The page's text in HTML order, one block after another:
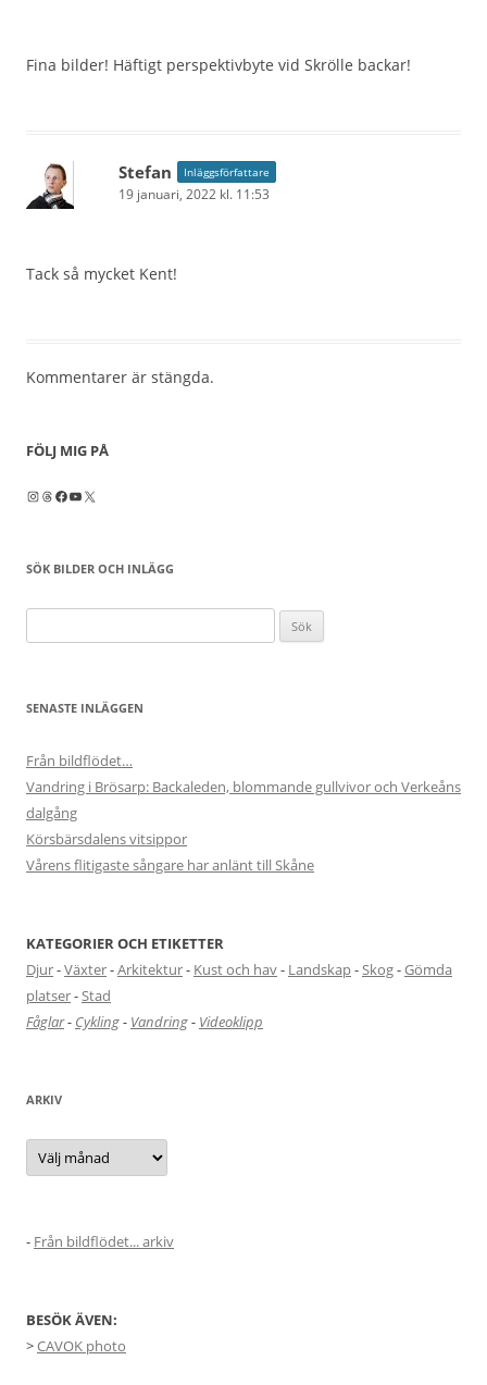
Fina bilder! Häftigt perspektivbyte vid Skrölle backar!
Stefan Inläggsförfattare
19 januari, 2022 kl. 11:53
Tack så mycket Kent!
Kommentarer är stängda.
FÖLJ MIG PÅ
Instagram
Threads
Facebook
YouTube
X
SÖK BILDER OCH INLÄGG
efter:
SENASTE INLÄGGEN
Från bildflödet…
Vandring i Brösarp: Backaleden, blommande gullvivor och Verkeåns
dalgång
Körsbärsdalens vitsippor
Vårens flitigaste sångare har anlänt till Skåne
KATEGORIER OCH ETIKETTER
Djur-Växter-Arkitektur- Kust och hav- Landskap-Skog-Gömda
platser-Stad
Fåglar- Cykling- Vandring- Videoklipp
ARKIV
Arkiv
- Från bildflödet... arkiv
BESÖK ÄVEN:
>CAVOK photo